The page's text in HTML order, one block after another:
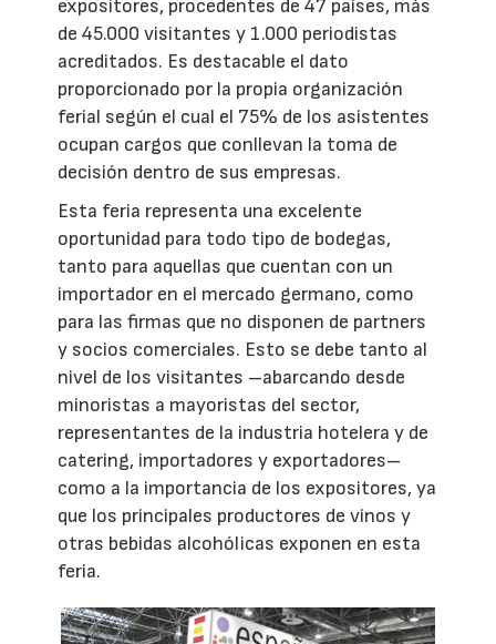
expositores, procedentes de 47 países, más
de 45.000 visitantes y 1.000 periodistas
acreditados. Es destacable el dato
proporcionado por la propia organización
ferial según el cual el 75% de los asistentes
ocupan cargos que conllevan la toma de
decisión dentro de sus empresas.
Esta feria representa una excelente
oportunidad para todo tipo de bodegas,
tanto para aquellas que cuentan con un
importador en el mercado germano, como
para las firmas que no disponen de partners
y socios comerciales. Esto se debe tanto al
nivel de los visitantes –abarcando desde
minoristas a mayoristas del sector,
representantes de la industria hotelera y de
catering, importadores y exportadores–
como a la importancia de los expositores, ya
que los principales productores de vinos y
otras bebidas alcohólicas exponen en esta
feria.